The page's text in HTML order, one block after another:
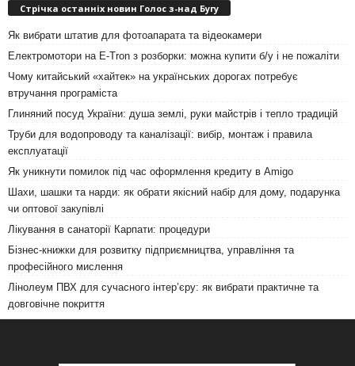
Стрічка останніх новин Голос з-над Бугу
Як вибрати штатив для фотоапарата та відеокамери
Електромотори на E-Tron з розборки: можна купити б/у і не пожаліти
Чому китайський «хайтек» на українських дорогах потребує
втручання програміста
Глиняний посуд України: душа землі, руки майстрів і тепло традицій
Труби для водопроводу та каналізації: вибір, монтаж і правила
експлуатації
Як уникнути помилок під час оформлення кредиту в Amigo
Шахи, шашки та нарди: як обрати якісний набір для дому, подарунка
чи оптової закупівлі
Лікування в санаторії Карпати: процедури
Бізнес-книжки для розвитку підприємництва, управління та
професійного мислення
Лінолеум ПВХ для сучасного інтер’єру: як вибрати практичне та
довговічне покриття